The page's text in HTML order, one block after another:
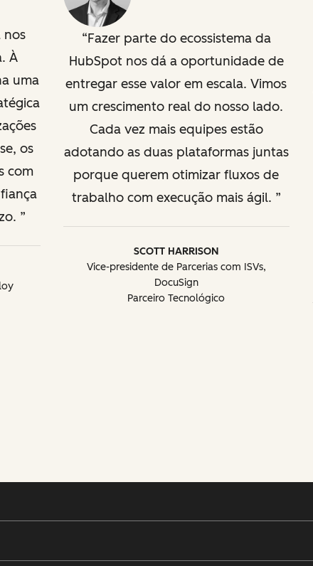
nos
À
uma
os
com
Fazer parte do ecossistema da
HubSpot nos dá a oportunidade de
entregar esse valor em escala. Vimos
um crescimento real do nosso lado.
Cada vez mais equipes estão
adotando as duas plataformas juntas
porque querem otimizar fluxos de
trabalho com execução mais ágil.
SCOTT HARRISON
Vice-presidente de Parcerias com ISVs,
DocuSign
Parceiro Tecnológico